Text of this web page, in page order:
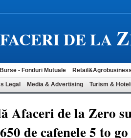
FACERI DE LA Z
Burse - Fonduri Mutuale Retail&Agrobusiness
Legal Media & Advertising Turism &
Afaceri de la Zero
de cafenele 5 to